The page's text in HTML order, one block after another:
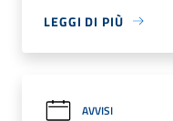
LEGGI DI PIÙ
AVVISI